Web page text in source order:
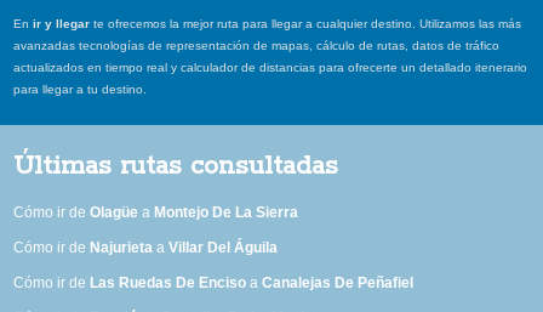
Enir y llegar te ofrecemos la mejor ruta para llegar a cualquier destino. Utilizamos las más
avanzadas tecnologías de representación de mapas, cálculo de rutas, datos de tráfico
actualizados en tiempo real y calculador de distancias para ofrecerte un detallado itenerario
para llegar a tu destino.
Últimas rutas consultadas
Cómo ir deOlagüe a Montejo De La Sierra
Cómo ir de Najurieta aVillar Del Águila
Cómo ir de Las Ruedas De Enciso aCanalejas De Peñafiel